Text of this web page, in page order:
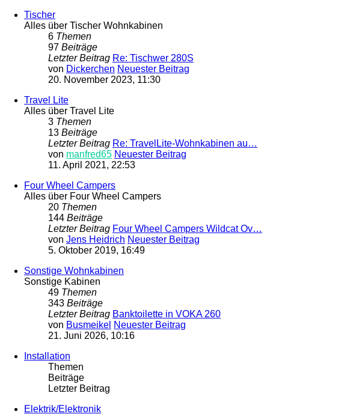
Tischer
Alles über Tischer Wohnkabinen
6 Themen
97 Beiträge
Letzter Beitrag Re: Tischwer 280S
von Dickerchen Neuester Beitrag
20. November 2023, 11:30
Travel Lite
Alles über Travel Lite
3 Themen
13 Beiträge
Letzter Beitrag Re: TravelLite-Wohnkabinen au…
von manfred65 Neuester Beitrag
11. April 2021, 22:53
Four Wheel Campers
Alles über Four Wheel Campers
20 Themen
144 Beiträge
Letzter Beitrag Four Wheel Campers Wildcat Ov…
von Jens Heidrich Neuester Beitrag
5. Oktober 2019, 16:49
Sonstige Wohnkabinen
Sonstige Kabinen
49 Themen
343 Beiträge
Letzter Beitrag Banktoilette in VOKA 260
von Busmeikel Neuester Beitrag
21. Juni 2026, 10:16
Installation
Themen
Beiträge
Letzter Beitrag
Elektrik/Elektronik